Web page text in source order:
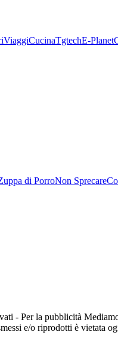
ViaggiCucinaTgtechE-Planet
di PorroNon Sprecare
- Per la pubblicità
e/o riprodotti è vietata